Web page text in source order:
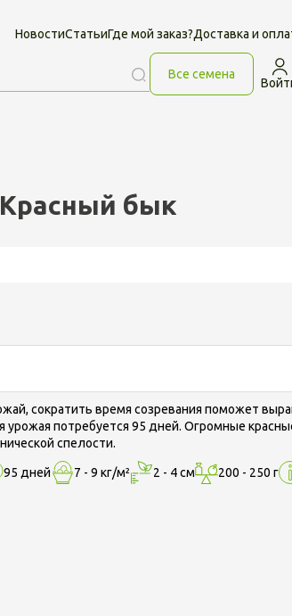
НовостиСтатьиГде мой заказ?Доставка и
Все семена
бык
сократить время созревания поможет
потребуется 95 дней. Огромные
спелости.
95 дней 7 - 9 кг/м² 2 - 4 см 200 - 250 г